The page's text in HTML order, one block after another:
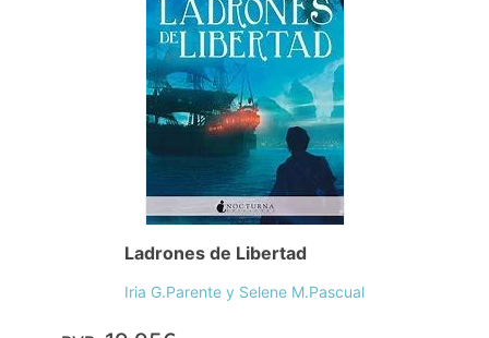
Ladrones de Libertad
Iria G.Parente y Selene M.Pascual